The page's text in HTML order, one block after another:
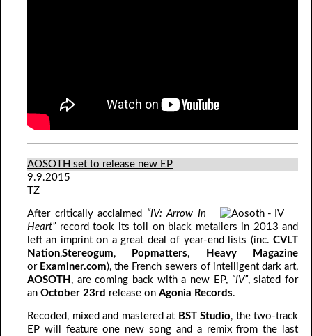
AOSOTH set to release new EP
9.9.2015
TZ
After critically acclaimed “IV: Arrow In
Heart” record took its toll on black metallers in 2013 and
left an imprint on a great deal of year-end lists (inc. CVLT
Nation,Stereogum, Popmatters,
Heavy Magazine
orExaminer.com), the French sewers of intelligent dark art,
AOSOTH , are coming back with a new EP, “IV”, slated for
an October 23rd release on Agonia Records.
Recoded, mixed and mastered at BST Studio, the two-track
EP will feature one new song and a remix from the last